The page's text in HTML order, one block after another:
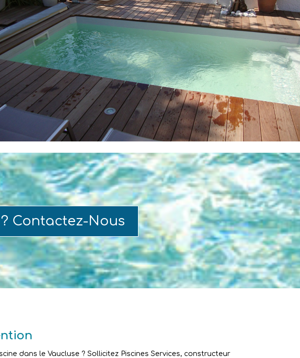
Contactez-Nous
dans le Vaucluse ? Sollicitez Piscines Services, constructeur